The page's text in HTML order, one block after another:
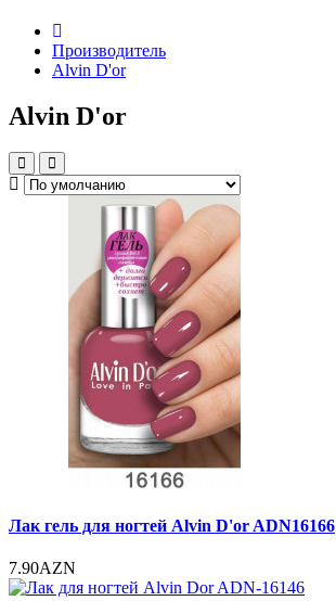
Производитель
Alvin D'or
Alvin D'or
Лак гель для ногтей Alvin D'or ADN16166
7.90AZN